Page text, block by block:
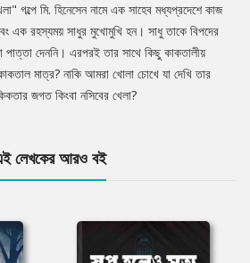
গল্পে মি. হিনেসেন নামে এক সাহেব মধ্যপ্রদেশে কাজ
এক রহস্যময় সাধুর মুখোমুখি হন। সাধু তাকে বিপদের
পাত্তা দেননি। এরপরই তার সাথে কিছু কাকতালীয়
মাত্র? নাকি আমরা খোলা চোখে যা দেখি তার
জগত কিংবা নসিবের খেলা?
লেখকের আরও বই